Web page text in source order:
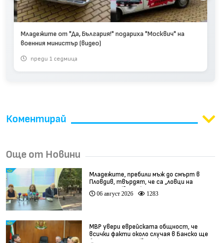
Младежите от "Да, България!" подариха "Москвич" на
военния министър (видео)
преди 1 седмица
Коментирай
Още от Новини
Младежите, пребили мъж до смърт в
Пловдив, твърдят, че са „ловци на
педофили” (видео)
06 август 2026 1283
МВР увери еврейската общност, че
всички факти около случая в Банско ще